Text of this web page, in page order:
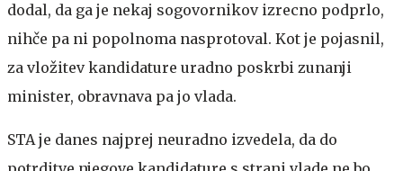
dodal, da ga je nekaj sogovornikov izrecno podprlo,
nihče pa ni popolnoma nasprotoval. Kot je pojasnil,
za vložitev kandidature uradno poskrbi zunanji
minister, obravnava pa jo vlada.
STA je danes najprej neuradno izvedela, da do